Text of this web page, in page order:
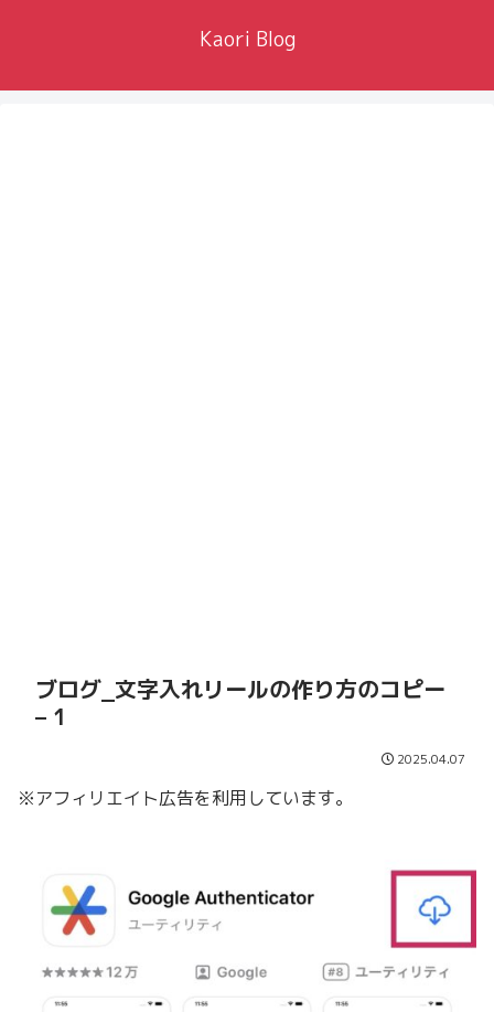
Kaori Blog
ブログ_文字入れリールの作り方のコピー
– 1
2025.04.07
※アフィリエイト広告を利用しています。